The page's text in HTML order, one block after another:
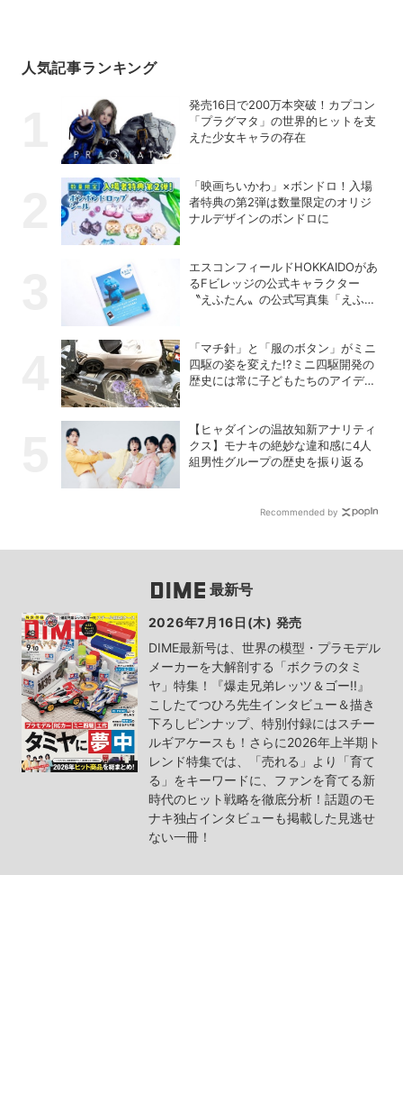
人気記事ランキング
発売16日で200万本突破！カプコン
「プラグマタ」の世界的ヒットを支
えた少女キャラの存在
「映画ちいかわ」×ボンドロ！入場
者特典の第2弾は数量限定のオリジ
ナルデザインのボンドロに
エスコンフィールドHOKKAIDOがあ
るFビレッジの公式キャラクター
〝えふたん〟の公式写真集「えふた
「マチ針」と「服のボタン」がミニ
四駆の姿を変えた!?ミニ四駆開発の
歴史には常に子どもたちのアイデア
【ヒャダインの温故知新アナリティ
クス】モナキの絶妙な違和感に4人
組男性グループの歴史を振り返る
Recommended by
最新号
2026年7月16日(木) 発売
DIME最新号は、世界の模型・プラモデル
メーカーを大解剖する「ボクラのタミ
ヤ」特集！『爆走兄弟レッツ＆ゴー!!』
こしたてつひろ先生インタビュー＆描き
下ろしピンナップ、特別付録にはスチー
ルギアケースも！さらに2026年上半期ト
レンド特集では、「売れる」より「育て
る」をキーワードに、ファンを育てる新
時代のヒット戦略を徹底分析！話題のモ
ナキ独占インタビューも掲載した見逃せ
ない一冊！